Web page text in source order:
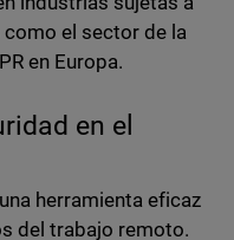
el sector de la
en Europa.
en el
herramienta eficaz
del trabajo remoto.